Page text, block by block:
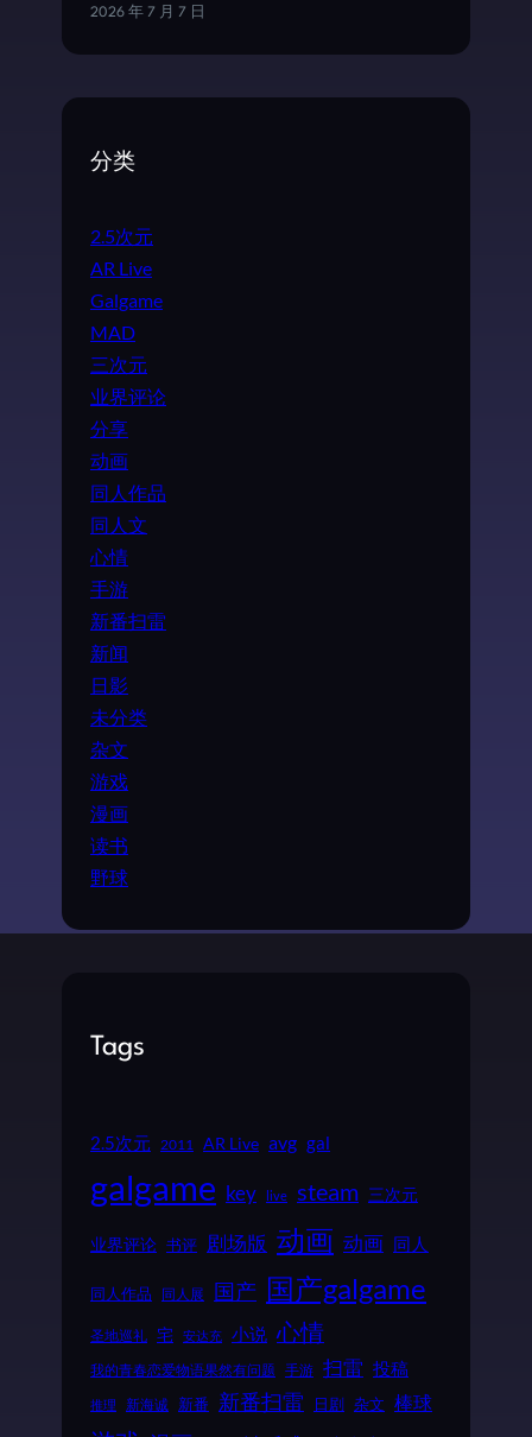
2026 年 7 月 7 日
分类
2.5次元
AR Live
Galgame
MAD
三次元
业界评论
分享
动画
同人作品
同人文
心情
手游
新番扫雷
新闻
日影
未分类
杂文
游戏
漫画
读书
野球
Tags
2.5次元 2011 AR Live avg gal
galgame key live steam 三次元
业界评论 书评 剧场版 动画 动画 同人
同人作品 同人展 国产 国产galgame
圣地巡礼 宅 安达充 小说 心情
我的青春恋爱物语果然有问题 手游 扫雷 投稿
推理 新海诚 新番 新番扫雷 日剧 杂文 棒球